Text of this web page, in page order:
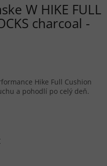
W HIKE FULL
charcoal -
Hike Full Cushion
a pohodlí po celý deň.